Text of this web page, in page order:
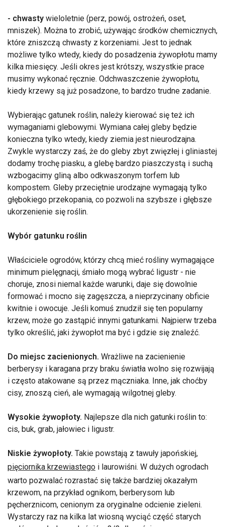
- chwasty wieloletnie (perz, powój, ostrożeń, oset,
mniszek). Można to zrobić, używając środków chemicznych,
które zniszczą chwasty z korzeniami. Jest to jednak
możliwe tylko wtedy, kiedy do posadzenia żywopłotu mamy
kilka miesięcy. Jeśli okres jest krótszy, wszystkie prace
musimy wykonać ręcznie. Odchwaszczenie żywopłotu,
kiedy krzewy są już posadzone, to bardzo trudne zadanie.
Wybierając gatunek roślin, należy kierować się też ich
wymaganiami glebowymi. Wymiana całej gleby będzie
konieczna tylko wtedy, kiedy ziemia jest nieurodzajna.
Zwykle wystarczy zaś, że do gleby zbyt zwięzłej i gliniastej
dodamy trochę piasku, a glebę bardzo piaszczystą i suchą
wzbogacimy gliną albo odkwaszonym torfem lub
kompostem. Gleby przeciętnie urodzajne wymagają tylko
głębokiego przekopania, co pozwoli na szybsze i głębsze
ukorzenienie się roślin.
Wybór gatunku roślin
Właściciele ogrodów, którzy chcą mieć rośliny wymagające
minimum pielęgnacji, śmiało mogą wybrać ligustr - nie
choruje, znosi niemal każde warunki, daje się dowolnie
formować i mocno się zagęszcza, a nieprzycinany obficie
kwitnie i owocuje. Jeśli komuś znudził się ten popularny
krzew, może go zastąpić innymi gatunkami. Najpierw trzeba
tylko określić, jaki żywopłot ma być i gdzie się znaleźć.
Do miejsc zacienionych. Wrażliwe na zacienienie
berberysy i karagana przy braku światła wolno się rozwijają
i często atakowane są przez mączniaka. Inne, jak choćby
cisy, znoszą cień, ale wymagają wilgotnej gleby.
Wysokie żywopłoty. Najlepsze dla nich gatunki roślin to:
cis, buk, grab, jałowiec i ligustr.
Niskie żywopłoty. Takie powstają z tawuły japońskiej,
pięciornika krzewiastego i laurowiśni. W dużych ogrodach
warto pozwalać rozrastać się także bardziej okazałym
krzewom, na przykład ognikom, berberysom lub
pęcherznicom, cenionym za oryginalne odcienie zieleni.
Wystarczy raz na kilka lat wiosną wyciąć część starych